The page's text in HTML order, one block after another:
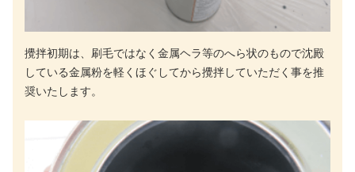
攪拌初期は、刷毛ではなく金属ヘラ等のへら状のもので沈殿
している金属粉を軽くほぐしてから攪拌していただく事を推
奨いたします。